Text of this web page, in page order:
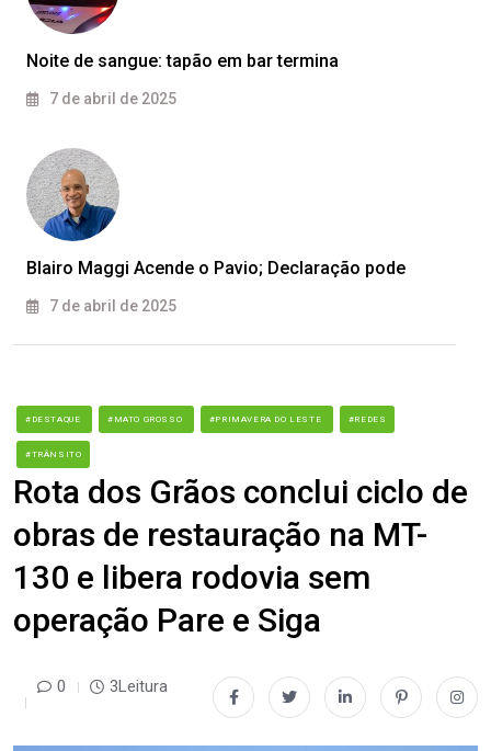
Noite de sangue: tapão em bar termina
7 de abril de 2025
Blairo Maggi Acende o Pavio; Declaração pode
7 de abril de 2025
#DESTAQUE #MATO GROSSO #PRIMAVERA DO LESTE #REDES
#TRÂNSITO
Rota dos Grãos conclui ciclo de
obras de restauração na MT-
130 e libera rodovia sem
operação Pare e Siga
0 3Leitura